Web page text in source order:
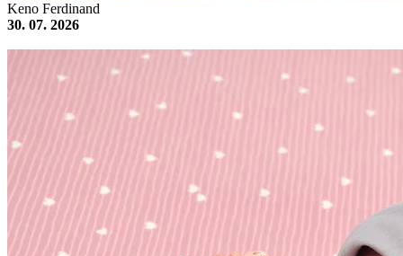
Keno Ferdinand
30. 07. 2026